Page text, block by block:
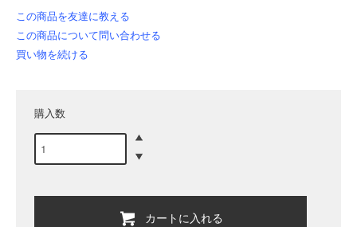
この商品を友達に教える
この商品について問い合わせる
買い物を続ける
購入数
カートに入れる